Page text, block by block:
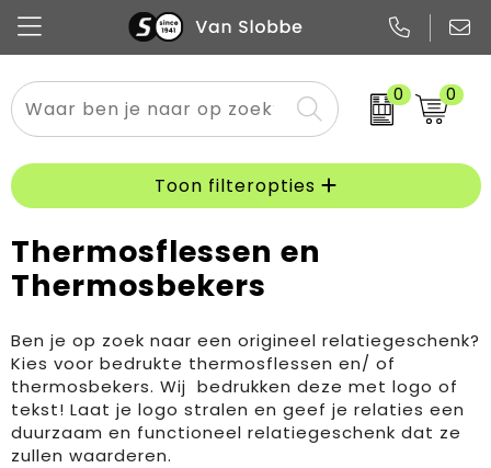
0 0
Alle categorieën
Promo
Pennen
Papier
Flessen
Mokken en bekers
Merken
Meest gekozen
Buitenkleding
Overig textiel
Boodschappen- en draagtassen
Zakelijke tassen
Rugzakken
Toon filteropties
Thermosflessen en
Thermosbekers
Ben je op zoek naar een origineel relatiegeschenk?
Kies voor bedrukte thermosflessen en/ of
thermosbekers. Wij bedrukken deze met logo of
tekst! Laat je logo stralen en geef je relaties een
duurzaam en functioneel relatiegeschenk dat ze
zullen waarderen.